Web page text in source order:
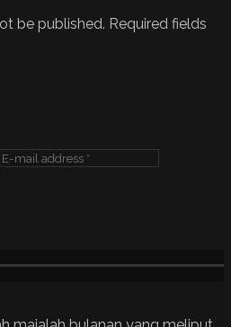
be published. Required fields